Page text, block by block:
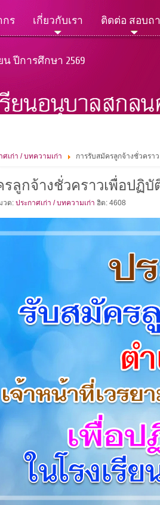
ร เกี่ยวกับเรา ติดต่อ สอบถ
ปีการศึกษา 2569
ศเก่า / บทความเก่า การรับสมัครลูกจ้างชั่วครา
ลูกจ้างชั่วคราวเพื่อปฏิ
วด: ประกาศเก่า / บทความเก่า ฮิต: 4608